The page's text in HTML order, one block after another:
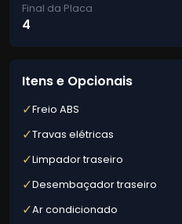
Final da Placa
4
Itens e Opcionais
✓Freio ABS
✓Travas elétricas
✓Limpador traseiro
✓Desembaçador traseiro
✓Ar condicionado